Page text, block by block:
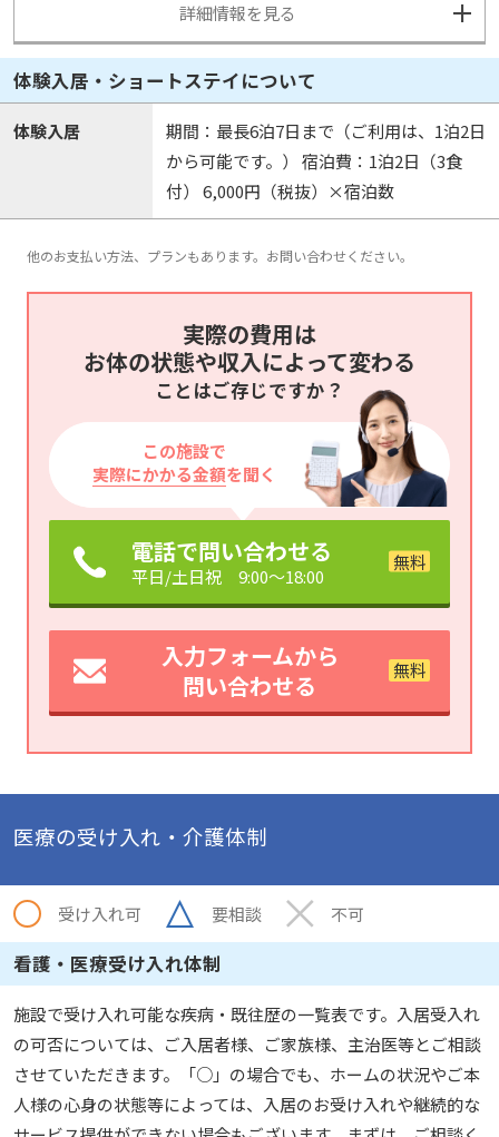
詳細情報を見る
体験入居・ショートステイについて
体験入居
期間：最長6泊7日まで（ご利用は、1泊2日
から可能です。） 宿泊費：1泊2日（3食
付） 6,000円（税抜）×宿泊数
他のお支払い方法、プランもあります。お問い合わせください。
実際の費用は
お体の状態や収入によって変わる
ことはご存じですか？
この施設で
実際にかかる金額を聞く
電話で問い合わせる
平日/土日祝 9:00～18:00
入力フォームから
問い合わせる
医療の受け入れ・介護体制
受け入れ可 要相談 不可
看護・医療受け入れ体制
施設で受け入れ可能な疾病・既往歴の一覧表です。入居受入れ
の可否については、ご入居者様、ご家族様、主治医等とご相談
させていただきます。「○」の場合でも、ホームの状況やご本
人様の心身の状態等によっては、入居のお受け入れや継続的な